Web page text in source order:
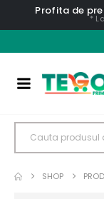
Profita de
*
SHOP